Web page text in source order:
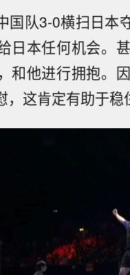
国队3-0横扫日本
日本任何机会。
和他进行拥抱。
这肯定有助于稳